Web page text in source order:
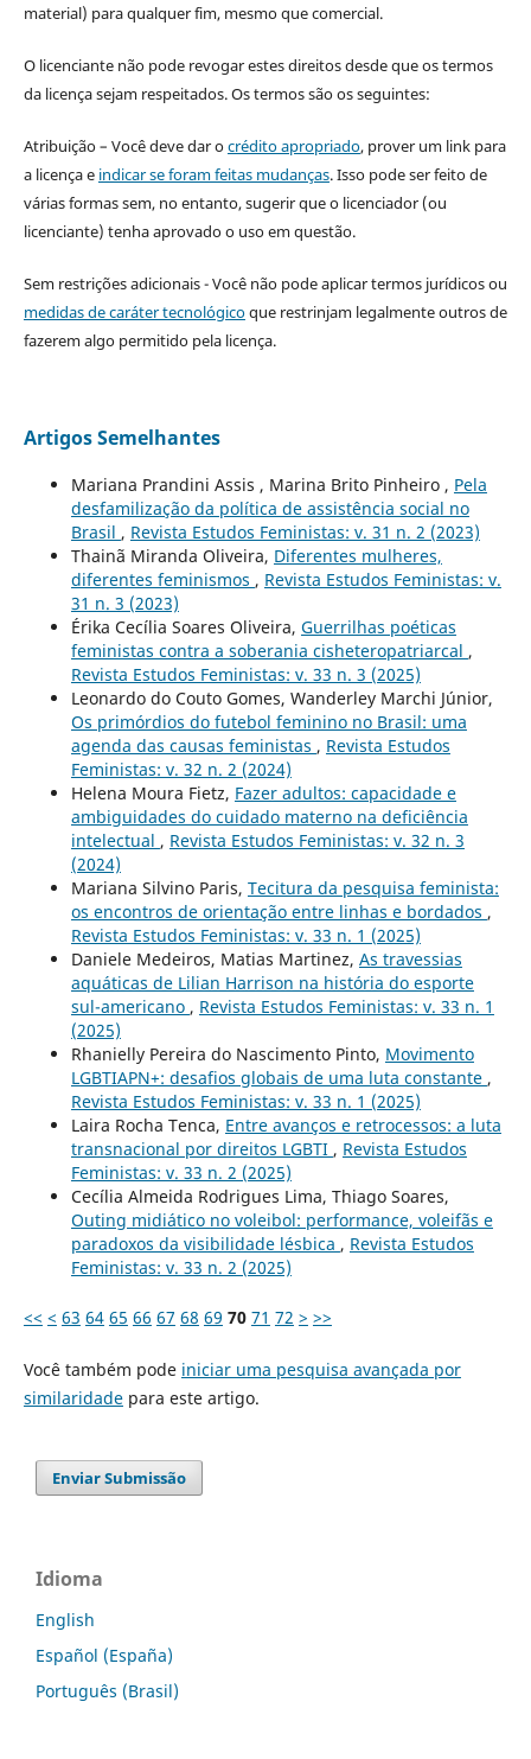
material) para qualquer fim, mesmo que comercial.
O licenciante não pode revogar estes direitos desde que os termos
da licença sejam respeitados. Os termos são os seguintes:
Atribuição – Você deve dar ocrédito apropriado, prover um link para
a licença e indicar se foram feitas mudanças. Isso pode ser feito de
várias formas sem, no entanto, sugerir que o licenciador (ou
licenciante) tenha aprovado o uso em questão.
Sem restrições adicionais - Você não pode aplicar termos jurídicos ou
medidas de caráter tecnológicoque restrinjam legalmente outros de
fazerem algo permitido pela licença.
Artigos Semelhantes
Mariana Prandini Assis , Marina Brito Pinheiro , Pela
desfamilização da política de assistência social no
Brasil , Revista Estudos Feministas: v. 31 n. 2 (2023)
Thainã Miranda Oliveira, Diferentes mulheres,
diferentes feminismos , Revista Estudos Feministas: v.
31 n. 3 (2023)
Érika Cecília Soares Oliveira, Guerrilhas poéticas
feministas contra a soberania cisheteropatriarcal ,
Revista Estudos Feministas: v. 33 n. 3 (2025)
Leonardo do Couto Gomes, Wanderley Marchi Júnior,
Os primórdios do futebol feminino no Brasil: uma
agenda das causas feministas , Revista Estudos
Feministas: v. 32 n. 2 (2024)
Helena Moura Fietz, Fazer adultos: capacidade e
ambiguidades do cuidado materno na deficiência
intelectual , Revista Estudos Feministas: v. 32 n. 3
(2024)
Mariana Silvino Paris, Tecitura da pesquisa feminista:
os encontros de orientação entre linhas e bordados ,
Revista Estudos Feministas: v. 33 n. 1 (2025)
Daniele Medeiros, Matias Martinez, As travessias
aquáticas de Lilian Harrison na história do esporte
sul-americano , Revista Estudos Feministas: v. 33 n. 1
(2025)
Rhanielly Pereira do Nascimento Pinto, Movimento
LGBTIAPN+: desafios globais de uma luta constante ,
Revista Estudos Feministas: v. 33 n. 1 (2025)
Laira Rocha Tenca, Entre avanços e retrocessos: a luta
transnacional por direitos LGBTI , Revista Estudos
Feministas: v. 33 n. 2 (2025)
Cecília Almeida Rodrigues Lima, Thiago Soares,
Outing midiático no voleibol: performance, voleifãs e
paradoxos da visibilidade lésbica , Revista Estudos
Feministas: v. 33 n. 2 (2025)
<< < 63 64 65 66 67 68 69 70 71 72 > >>
Você também pode iniciar uma pesquisa avançada por
similaridadepara este artigo.
Enviar Submissão
Idioma
English
Español (España)
Português (Brasil)